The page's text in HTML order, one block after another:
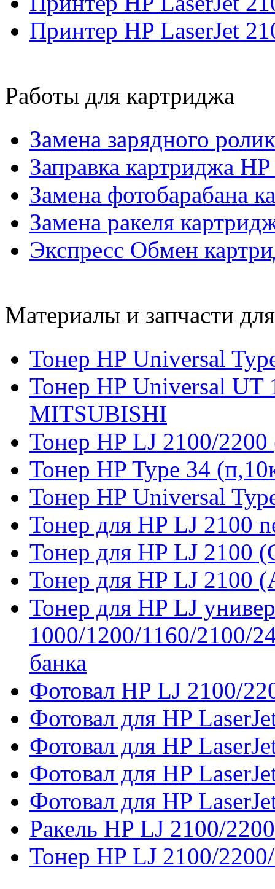
Принтер HP LaserJet
Работы для картриджа
Замена зарядного
Заправка картриджа
Замена фотобарабана
Замена ракеля
Экспресс Обмен
Материалы и запчасти
Тонер HP Universal
Тонер HP Universal UT
MITSUBISHI
Тонер HP LJ 2100/
Тонер HP Type 34
Тонер HP Universal
Тонер для HP LJ 2100
Тонер для HP LJ 2100
Тонер для HP LJ 2100
Тонер для HP LJ
1000/1200/1160/2100/
банка
Фотовал HP LJ 2100/
Фотовал для HP
Фотовал для HP
Фотовал для HP
Фотовал для HP
Ракель HP LJ 2100/
Тонер HP LJ 2100/